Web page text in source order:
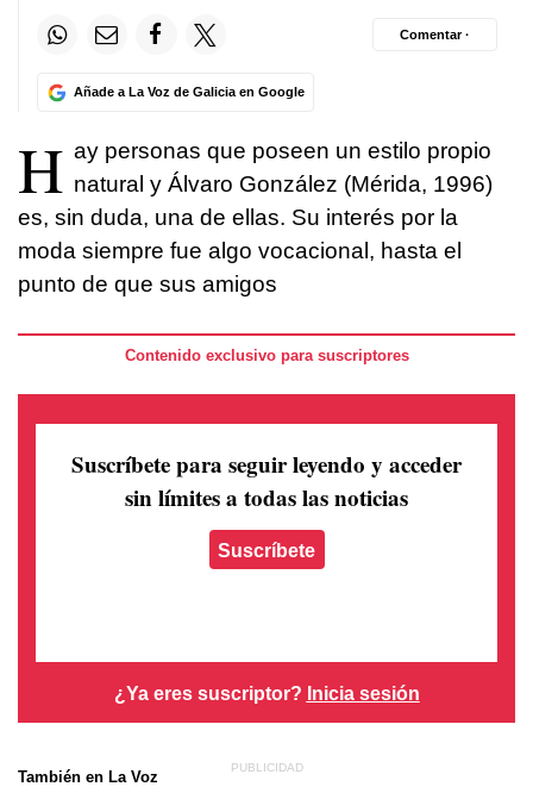
Añade a La Voz de Galicia en Google
Comentar ·
H ay personas que poseen un estilo propio
natural y Álvaro González (Mérida, 1996)
es, sin duda, una de ellas. Su interés por la
moda siempre fue algo vocacional, hasta el
punto de que sus amigos
Contenido exclusivo para suscriptores
Suscríbete para seguir leyendo y acceder
sin límites a todas las noticias
Suscríbete
¿Ya eres suscriptor? Inicia sesión
También en La Voz